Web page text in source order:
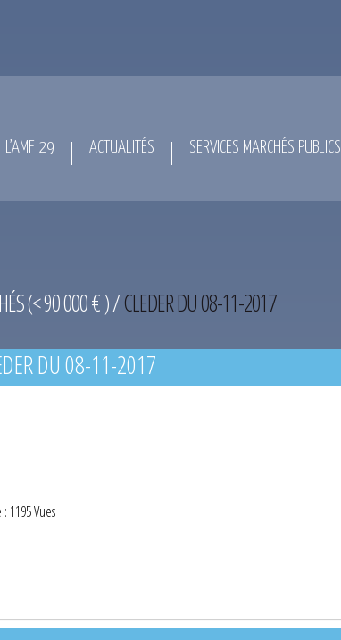
L’AMF 29 ACTUALITÉS SERVICES MARCHÉS PUBLICS
(< 90 000 € )/CLEDER DU 08-11-2017
DU 08-11-2017
1195 Vues